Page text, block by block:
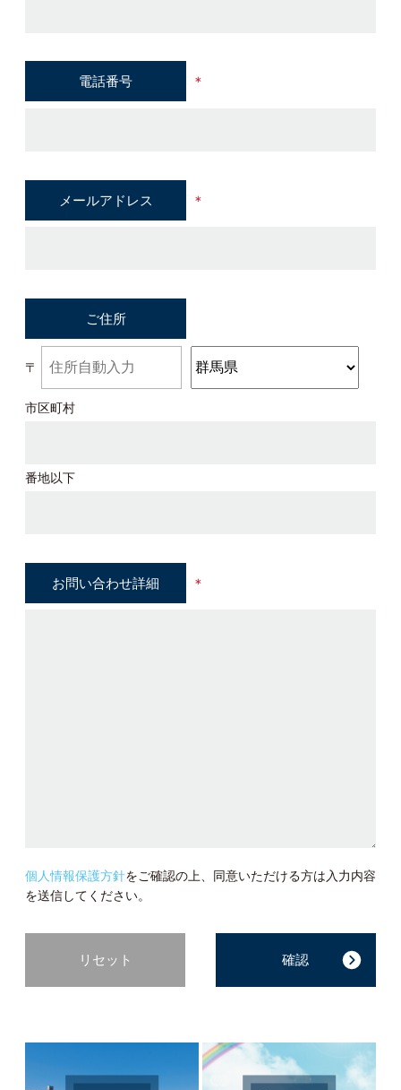
電話番号 ＊
メールアドレス ＊
ご住所
〒
市区町村
番地以下
お問い合わせ詳細 ＊
個人情報保護方針をご確認の上、同意いただける方は入力内容
を送信してください。
リセット